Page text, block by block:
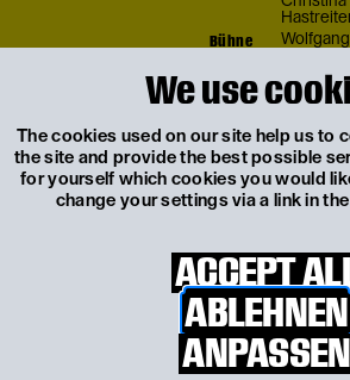
We use
The cookies used on our site help us to
the site and provide the best possible
for yourself which cookies you would
change your settings via a link in
ACCEPT
ABLEHNEN
ANPASSEN
Bühne
Musik Tobias
Video
Choreografie Leo Kees
Puppenbau und Puppencoach Michael
Dramaturgie Simon
Künstlerische
Weitere